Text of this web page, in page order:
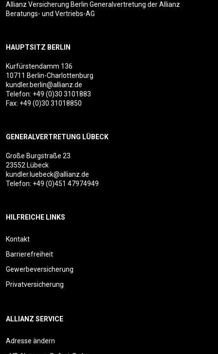
Allianz Versicherung Berlin Generalvertretung der Allianz
Beratungs- und Vertriebs-AG
HAUPTSITZ BERLIN
Kurfürstendamm 136
10711 Berlin-Charlottenburg
kundler.berlin@allianz.de
Telefon: +49 (0)30 3101883
Fax: +49 (0)30 31018850
GENERALVERTRETUNG LÜBECK
Große Burgstraße 23
23552 Lübeck
kundler.luebeck@allianz.de
Telefon: +49 (0)451 47974949
HILFREICHE LINKS
Kontakt
Barrierefreiheit
Gewerbeversicherung
Privatversicherung
ALLIANZ SERVICE
Adresse ändern